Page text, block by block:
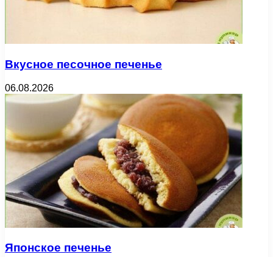
Вкусное песочное печенье
06.08.2026
Японское печенье